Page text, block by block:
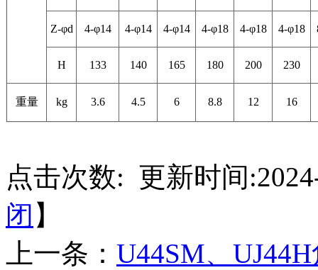
Z-φd 4-φ14 4-φ14 4-φ14 4-φ18 4-φ18 4-φ18
H 133 140 165 180 200 230
重量 kg 3.6 4.5 6 8.8 12 16
点击次数: 更新时间
闭 】
上一条： U44SM、